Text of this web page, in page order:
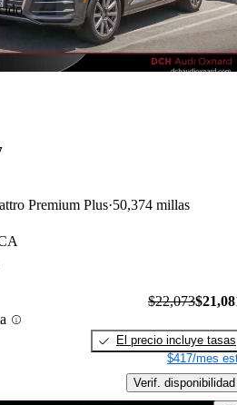
Premium Plus 50,374 millas
$22,073
El precio incluye tasas
$417/mes
Verif. disponibilidad